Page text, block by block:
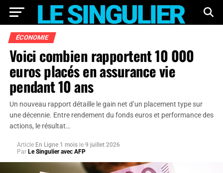
ÉCONOMIE
Voici combien rapportent 10 000
euros placés en assurance vie
pendant 10 ans
Un nouveau rapport détaille le gain net d’un placement type sur
une décennie. Entre rendement du fonds euros et performance des
actions, le résultat…
Article En Ligne 1 mois le 9 juillet 2026
Par Le Singulier avec AFP